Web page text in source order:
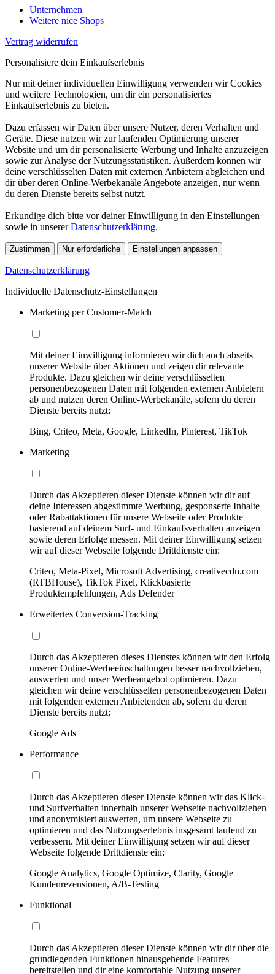
Unternehmen
Weitere nice Shops
Vertrag widerrufen
Personalisiere dein Einkaufserlebnis
Nur mit deiner individuellen Einwilligung verwenden wir Cookies
und weitere Technologien, um dir ein personalisiertes
Einkaufserlebnis zu bieten.
Dazu erfassen wir Daten über unsere Nutzer, deren Verhalten und
Geräte. Diese nutzen wir zur laufenden Optimierung unserer
Website und um dir personalisierte Werbung und Inhalte anzuzeigen
sowie zur Analyse der Nutzungsstatistiken. Außerdem können wir
deine verschlüsselten Daten mit externen Anbietern abgleichen und
dir über deren Online-Werbekanäle Angebote anzeigen, nur wenn
du deren Dienste bereits selbst nutzt.
Erkundige dich bitte vor deiner Einwilligung in den Einstellungen
sowie in unsererDatenschutzerklärung.
Zustimmen Nur erforderliche Einstellungen anpassen
Datenschutzerklärung
Individuelle Datenschutz-Einstellungen
Marketing per Customer-Match
Mit deiner Einwilligung informieren wir dich auch abseits
unserer Website über Aktionen und zeigen dir relevante
Produkte. Dazu gleichen wir deine verschlüsselten
personenbezogenen Daten mit folgenden externen Anbietern
ab und nutzen deren Online-Werbekanäle, sofern du deren
Dienste bereits nutzt:
Bing, Criteo, Meta, Google, LinkedIn, Pinterest, TikTok
Marketing
Durch das Akzeptieren dieser Dienste können wir dir auf
deine Interessen abgestimmte Werbung, gesponserte Inhalte
oder Rabattaktionen für unsere Webseite oder Produkte
basierend auf deinem Surf- und Einkaufsverhalten anzeigen
sowie deren Erfolge messen. Mit deiner Einwilligung setzen
wir auf dieser Webseite folgende Drittdienste ein:
Criteo, Meta-Pixel, Microsoft Advertising, creativecdn.com
(RTBHouse), TikTok Pixel, Klickbasierte
Produktempfehlungen, Ads Defender
Erweitertes Conversion-Tracking
Durch das Akzeptieren dieses Dienstes können wir den Erfolg
unserer Online-Werbeeinschaltungen besser nachvollziehen,
auswerten und unser Werbeangebot optimieren. Dazu
gleichen wir deine verschlüsselten personenbezogenen Daten
mit folgenden externen Anbietenden ab, sofern du deren
Dienste bereits nutzt:
Google Ads
Performance
Durch das Akzeptieren dieser Dienste können wir das Klick-
und Surfverhalten innerhalb unserer Webseite nachvollziehen
und anonymisiert auswerten, um unsere Webseite zu
optimieren und das Nutzungserlebnis insgesamt laufend zu
verbessern. Mit deiner Einwilligung setzen wir auf dieser
Webseite folgende Drittdienste ein:
Google Analytics, Google Optimize, Clarity, Google
Kundenrezensionen, A/B-Testing
Funktional
Durch das Akzeptieren dieser Dienste können wir dir über die
grundlegenden Funktionen hinausgehende Features
bereitstellen und dir eine komfortable Nutzung unserer